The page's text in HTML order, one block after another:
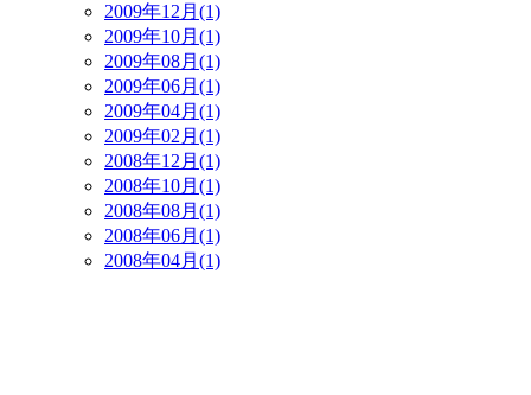
2009年12月(1)
2009年10月(1)
2009年08月(1)
2009年06月(1)
2009年04月(1)
2009年02月(1)
2008年12月(1)
2008年10月(1)
2008年08月(1)
2008年06月(1)
2008年04月(1)